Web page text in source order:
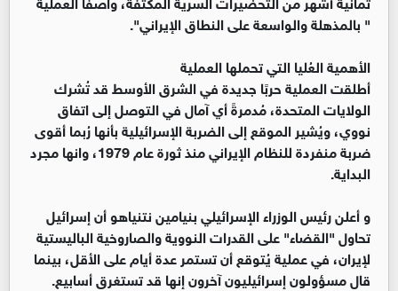
" بالمذهلة والواسعة على النطاق الإيراني".
الأهمية العُليا التي تحملها العملية
أطلقت العملية حربًا جديدة في الشرق الأوسط قد تُشرك
الولايات المتحدة، مُدمرةً أي آمال في التوصل إلى اتفاق
نووي، ويُشير الموقع إلى الضربة الإسرائيلية بأنها رُبما أقوى
ضربة منفردة للنظام الإيراني منذ ثورة عام 1979، وانها مجرد
البداية.
و أعلن رئيس الوزراء الإسرائيلي بنيامين نتنياهو أن إسرائيل
تحاول "القضاء" على القدرات النووية والصاروخية الباليستية
لإيران، في عملية يُتوقع أن تستمر عدة أيام على الأقل، بينما
قال مسؤولون إسرائيليون آخرون إنها قد تستغرق أسابيع.